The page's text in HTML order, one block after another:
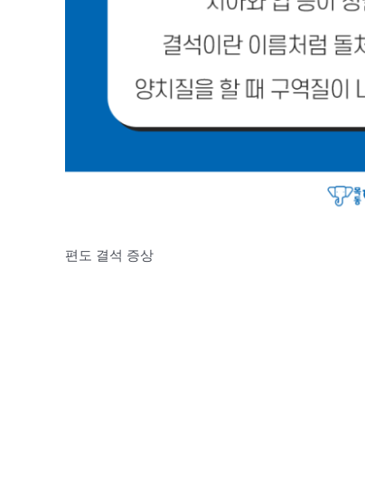
편도 결석 증상